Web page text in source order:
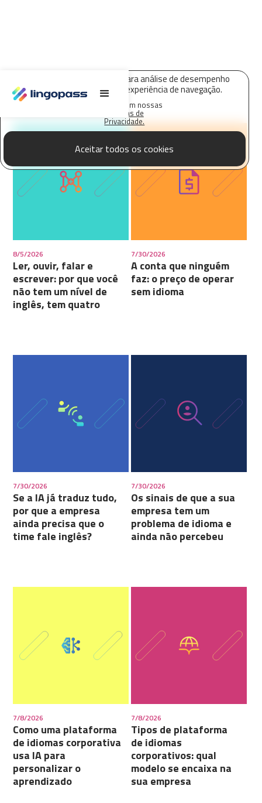
O Lingopass utiliza cookies para análise de desempenho
deste site e melhorar sua experiência de navegação.
Saiba mais em nossas
Políticas de
Privacidade.
Aceitar todos os cookies
8/5/2026
Ler, ouvir, falar e
escrever: por que você
não tem um nível de
inglês, tem quatro
7/30/2026
A conta que ninguém
faz: o preço de operar
sem idioma
7/30/2026
Se a IA já traduz tudo,
por que a empresa
ainda precisa que o
time fale inglês?
7/30/2026
Os sinais de que a sua
empresa tem um
problema de idioma e
ainda não percebeu
7/8/2026
Como uma plataforma
de idiomas corporativa
usa IA para
personalizar o
aprendizado
7/8/2026
Tipos de plataforma
de idiomas
corporativos: qual
modelo se encaixa na
sua empresa